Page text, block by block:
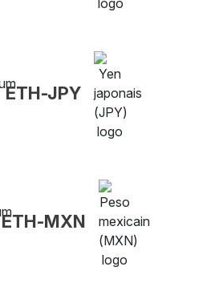
ETH-JPY
ETH-MXN